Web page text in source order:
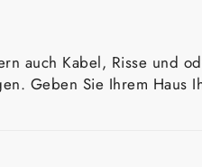
auch Kabel, Risse und
Geben Sie Ihrem Haus